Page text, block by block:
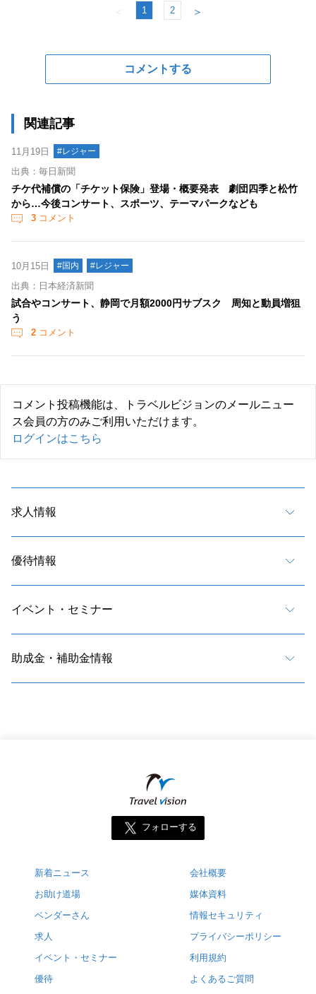
＜ 1 2 ＞
コメントする
関連記事
11月19日 #レジャー
出典：毎日新聞
チケ代補償の「チケット保険」登場・概要発表 劇団四季と松竹
から…今後コンサート、スポーツ、テーマパークなども
3 コメント
10月15日 #国内 #レジャー
出典：日本経済新聞
試合やコンサート、静岡で月額2000円サブスク 周知と動員増狙
う
2 コメント
コメント投稿機能は、トラベルビジョンのメールニュー
ス会員の方のみご利用いただけます。
ログインはこちら
求人情報
優待情報
イベント・セミナー
助成金・補助金情報
フォローする
新着ニュース
お助け道場
ベンダーさん
求人
イベント・セミナー
優待
会社概要
媒体資料
情報セキュリティ
プライバシーポリシー
利用規約
よくあるご質問